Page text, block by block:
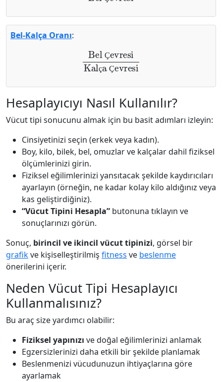
Ç
Bel-Kalça Oranı:
Ç
ç Ç
Bel ÇevresiKalça Çevresi
Hesaplayıcıyı Nasıl Kullanılır?
Vücut tipi sonucunu almak için bu basit adımları izleyin:
Cinsiyetinizi seçin (erkek veya kadın).
Boy, kilo, bilek, bel, omuzlar ve kalçalar dahil fiziksel
ölçümlerinizi girin.
Fiziksel eğilimlerinizi yansıtacak şekilde kaydırıcıları
ayarlayın (örneğin, ne kadar kolay kilo aldığınız veya
kas geliştirdiğiniz).
“Vücut Tipini Hesapla” butonuna tıklayın ve
sonuçlarınızı görün.
Sonuç, birincil ve ikincil vücut tipinizi, görsel bir
grafikve kişiselleştirilmiş fitness ve beslenme
önerilerini içerir.
Neden Vücut Tipi Hesaplayıcı
Kullanmalısınız?
Bu araç size yardımcı olabilir:
Fiziksel yapınızı ve doğal eğilimlerinizi anlamak
Egzersizlerinizi daha etkili bir şekilde planlamak
Beslenmenizi vücudunuzun ihtiyaçlarına göre
ayarlamak